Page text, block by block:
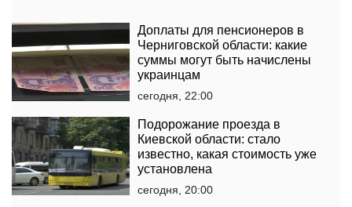
Доплаты для пенсионеров в
Черниговской области: какие
суммы могут быть начислены
украинцам
сегодня, 22:00
Подорожание проезда в
Киевской области: стало
известно, какая стоимость уже
установлена
сегодня, 20:00